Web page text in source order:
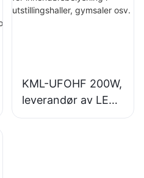
gymsaler osv.
KML-UFOHF 200W,
leverandør av LED-
høybalys for